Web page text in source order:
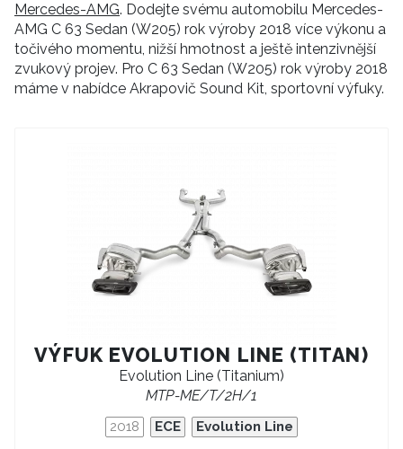
Mercedes-AMG. Dodejte svému automobilu Mercedes-
AMG C 63 Sedan (W205) rok výroby 2018 více výkonu a
točivého momentu, nižší hmotnost a ještě intenzivnější
zvukový projev. Pro C 63 Sedan (W205) rok výroby 2018
máme v nabídce Akrapovič Sound Kit, sportovní výfuky.
VÝFUK EVOLUTION LINE (TITAN)
Evolution Line (Titanium)
MTP-ME/T/2H/1
2018 ECE Evolution Line